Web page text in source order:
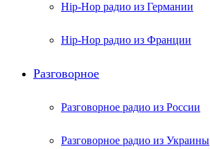
Hip-Hop радио из Германии
Hip-Hop радио из Франции
Разговорное
Разговорное радио из России
Разговорное радио из Украины